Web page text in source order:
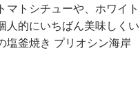
トシチューや、ホワイト
人的にいちばん美味しくい
塩釜焼き プリオシン海岸